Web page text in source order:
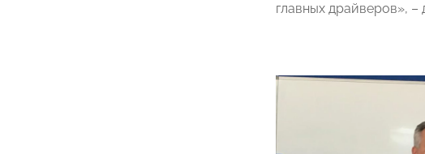
главных драйверов», –